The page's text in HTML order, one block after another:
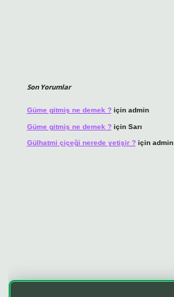
Son Yorumlar
Güme gitmiş ne demek ?için admin
Güme gitmiş ne demek ?için Sarı
Gülhatmi çiçeği nerede yetişir ?için admin